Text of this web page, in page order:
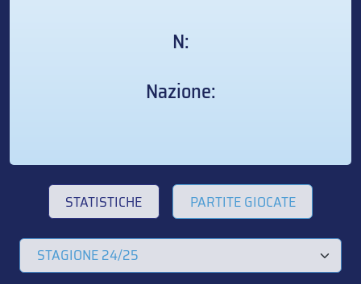
N:
Nazione:
STATISTICHE PARTITE GIOCATE